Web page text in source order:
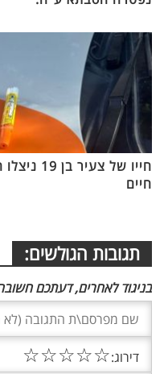
חייו של
חיים
תגובות הגולשים:
בניגוד לאחרים, דעתכם
דירוג:☆
☆
☆
☆
☆